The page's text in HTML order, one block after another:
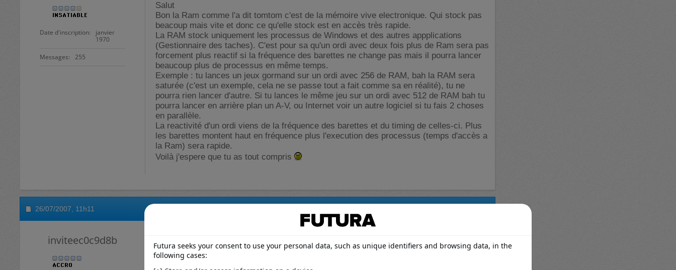
Date d'inscription
janvier
1970
Messages 255
Salut
Bon la Ram comme l'a dit tomtom c'est de la mémoire vive electronique. Qui stock pas
beacoup mais vite et donc ce qu'elle stock est en accès très rapide.
La RAM stock uniquement les processus de Windows et des autres appplications
(Gestionnaire des taches). C'est pour sa qu'un ordi avec deux fois plus de Ram sera pas
forcement plus reactif si la fréquence des barettes ne change pas mais il pourra lancer
beaucoup plus de processus en même temps.
Exemple : tu lances un jeux gormand sur un ordi avec 256 de RAM, bah la RAM sera
saturée (c'est un exemple, cela ne se passe tout a fait comme sa en réalité), tu ne
pourra rien lancer d'autre. Si tu lances le même jeu sur un ordi avec 512 de RAM bah tu
pourra lancer en arrière plan un A-V, ou Internet voir un autre logiciel si tu fais 2 choses
en parallèle.
La reactivité d'un ordi viens de la fréquence des barettes et du timing de celles-ci. Plus
les barettes montent haut en fréquence plus l'execution des processus (temps d'accès a
la Ram) sera rapide.
Voilà j'espere que tu as tout compris
26/07/2007, 11h11
inviteec0c9d8b
bonjour